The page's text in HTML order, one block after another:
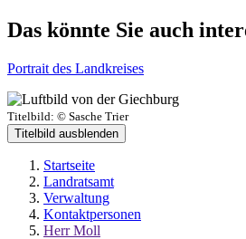
Das könnte Sie auch
Portrait des Landkreises
Titelbild: © Sasche Trier
Titelbild ausblenden
Startseite
Landratsamt
Verwaltung
Kontaktpersonen
Herr Moll